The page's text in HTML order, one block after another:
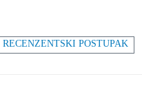
RECENZENTSKI POSTUPAK